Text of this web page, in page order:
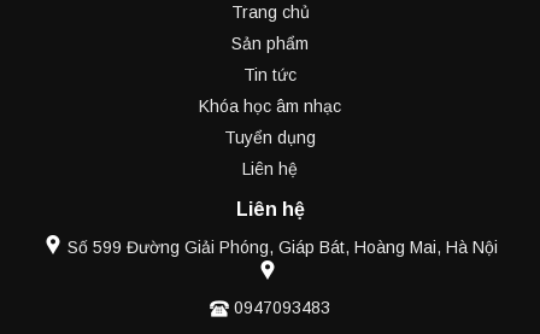
Trang chủ
Sản phẩm
Tin tức
Khóa học âm nhạc
Tuyển dụng
Liên hệ
Liên hệ
Số 599 Đường Giải Phóng, Giáp Bát, Hoàng Mai, Hà Nội
0947093483